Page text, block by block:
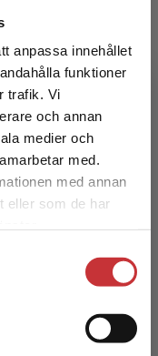
anpassa innehållet
funktioner
trafik. Vi
och annan
medier och
med.
med annan
eller som de har
utanför Sverige.
Sverige. För